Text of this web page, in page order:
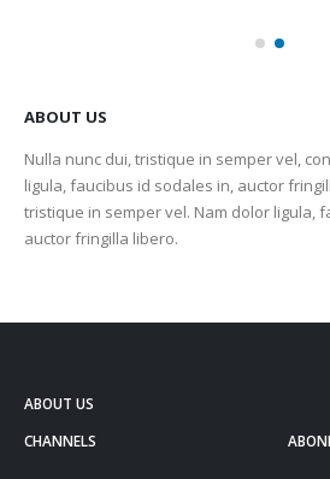
ABOUT US
Nulla nunc dui, tristique in semper vel,
ligula, faucibus id sodales in, auctor
tristique in semper vel. Nam dolor ligula,
auctor fringilla libero.
ABOUT US
CHANNELS